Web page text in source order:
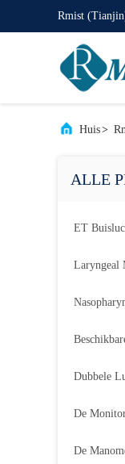
Rmist
Huis>
ALLE
ET
Laryngeal
Dubbele
De
De